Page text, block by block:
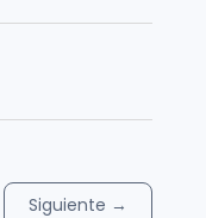
Siguiente →